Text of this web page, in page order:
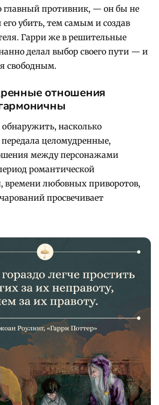
главный противник, — он бы не
убить, тем самым и создав
Гарри же в решительные
делал выбор своего пути — и
свободным.
отношения
насколько
целомудренные,
между персонажами
романтической
времени любовных приворотов,
просвечивает